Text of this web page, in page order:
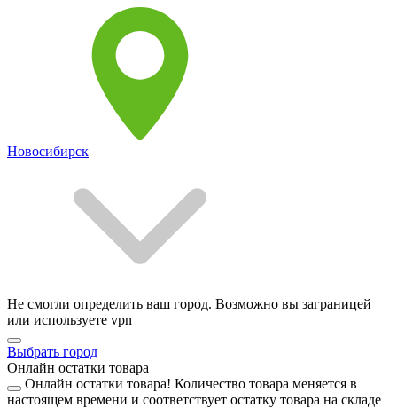
Новосибирск
Не смогли определить ваш город. Возможно вы заграницей
или используете vpn
Выбрать город
Онлайн остатки товара
Онлайн остатки товара! Количество товара меняется в
настоящем времени и соответствует остатку товара на складе